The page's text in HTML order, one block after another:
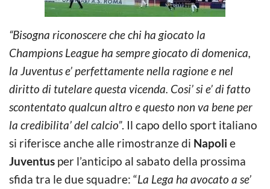
“Bisogna riconoscere che chi ha giocato la
Champions League ha sempre giocato di domenica,
la Juventus e’ perfettamente nella ragione e nel
diritto di tutelare questa vicenda. Cosi’ si e’ di fatto
scontentato qualcun altro e questo non va bene per
la credibilita’ del calcio”. Il capo dello sport italiano
si riferisce anche alle rimostranze di Napoli e
Juventus per l’anticipo al sabato della prossima
sfida tra le due squadre: “La Lega ha avocato a se’